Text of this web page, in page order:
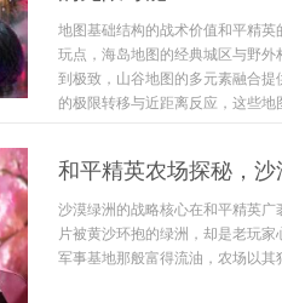
地图基础结构的战术价值和平精
玩点，海岛地图的经典城区与野
到极致，山谷地图的多元素融合
的极限转移与近距离反应，这些
和平精英农场探秘，
沙漠绿洲的战略核心在和平精英
片被黄沙环抱的绿洲，却是老玩
军事基地那般富得流油，农场以